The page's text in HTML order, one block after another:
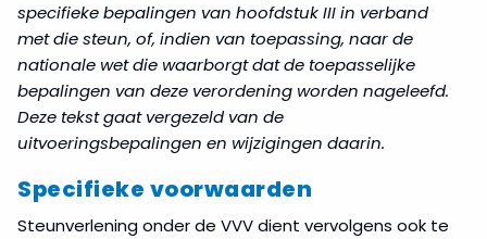
Vervoer
Visserij
specifieke bepalingen van hoofdstuk III in verband
met die steun, of, indien van toepassing, naar de
nationale wet die waarborgt dat de toepasselijke
bepalingen van deze verordening worden nageleefd.
Deze tekst gaat vergezeld van de
uitvoeringsbepalingen en wijzigingen daarin.
Specifieke voorwaarden
Steunverlening onder de VVV dient vervolgens ook te